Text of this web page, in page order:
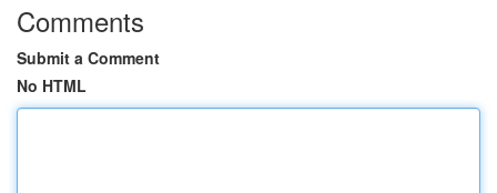
Comments
Submit a Comment
No HTML